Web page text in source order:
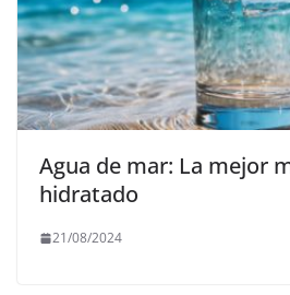
Agua de mar: La mejor
hidratado
21/08/2024